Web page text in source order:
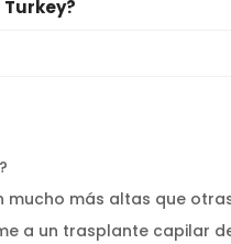
mucho más altas que
a un trasplante capilar